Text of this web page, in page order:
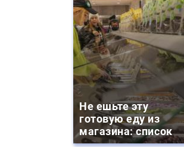
Не ешьте эту
готовую еду из
магазина: список